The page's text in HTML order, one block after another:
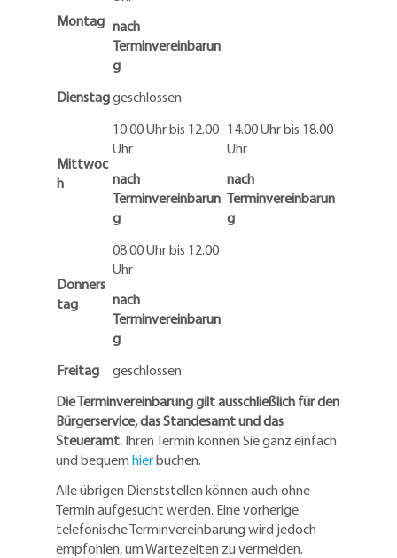
Montag nach
Terminvereinbarun
g
Dienstaggeschlossen
Mittwoc
h
10.00 Uhr bis 12.00
Uhr
nach
Terminvereinbarun
g
14.00 Uhr bis 18.00
Uhr
nach
Terminvereinbarun
g
Donners
tag
08.00 Uhr bis 12.00
Uhr
nach
Terminvereinbarun
g
Freitag
geschlossen
Die Terminvereinbarung gilt ausschließlich für den
Bürgerservice, das Standesamt und das
Steueramt. Ihren Termin können Sie ganz einfach
und bequem hierbuchen.
Alle übrigen Dienststellen können auch ohne
Termin aufgesucht werden. Eine vorherige
telefonische Terminvereinbarung wird jedoch
empfohlen, um Wartezeiten zu vermeiden.